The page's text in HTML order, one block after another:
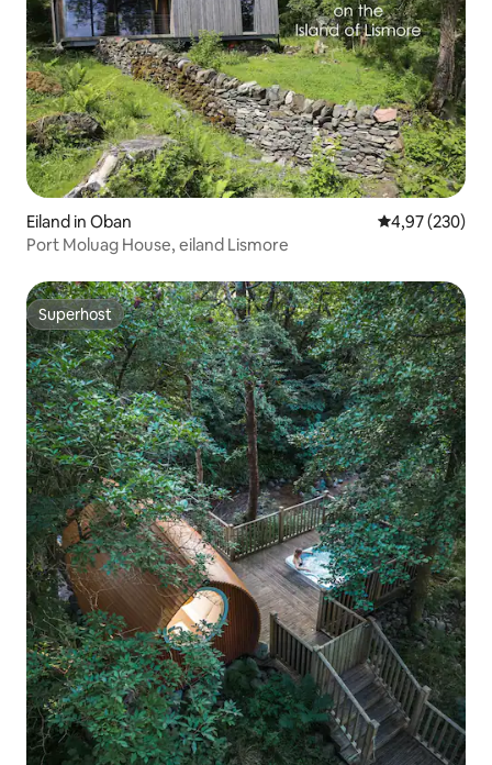
Eiland in Oban Gemiddelde
4,97 (230)
Port Moluag House, eiland Lismore
Superhost
Superhost